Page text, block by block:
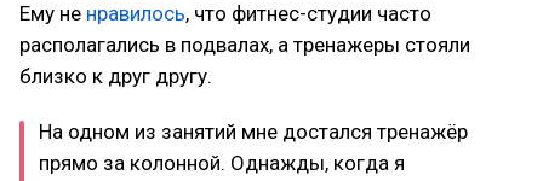
Ему не нравилось, что фитнес-студии часто
располагались в подвалах, а тренажеры стояли
близко к друг другу.
На одном из занятий мне достался тренажёр
прямо за колонной. Однажды, когда я